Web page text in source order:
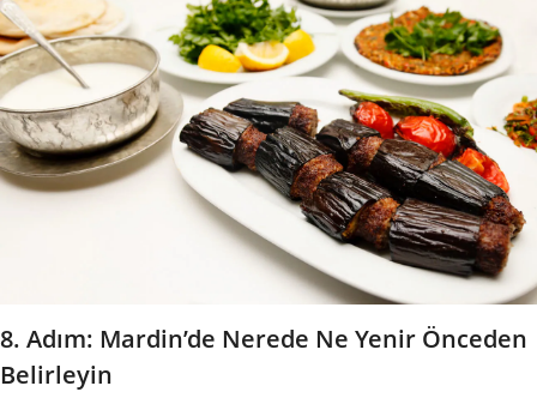
8. Adım: Mardin’de Nerede Ne Yenir Önceden
Belirleyin